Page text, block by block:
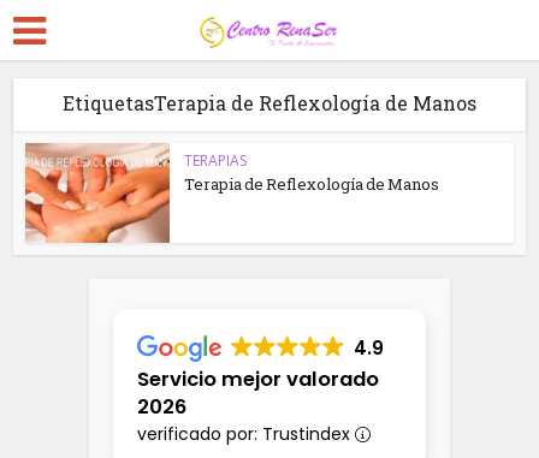
EtiquetasTerapia de Reflexología de Manos
TERAPIAS
Terapia de Reflexología de Manos
4.9
Servicio mejor valorado
2026
verificado por: Trustindex